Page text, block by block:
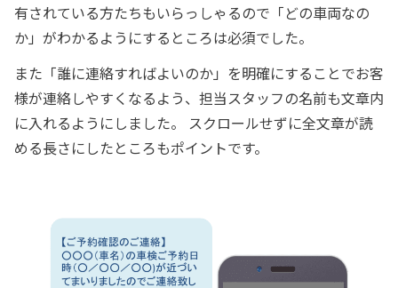
有されている方たちもいらっしゃるので「どの車両なの
か」がわかるようにするところは必須でした。
また「誰に連絡すればよいのか」を明確にすることでお客
様が連絡しやすくなるよう、担当スタッフの名前も文章内
に入れるようにしました。 スクロールせずに全文章が読
める長さにしたところもポイントです。